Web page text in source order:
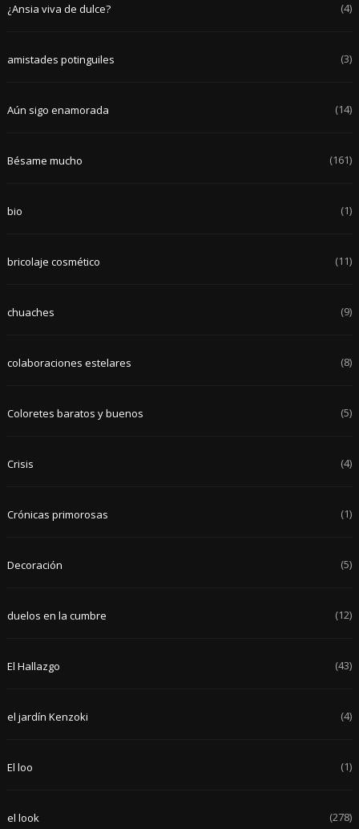
¿Ansia viva de dulce? (4)
amistades potinguiles (3)
Aún sigo enamorada (14)
Bésame mucho (161)
bio (1)
bricolaje cosmético (11)
chuaches (9)
colaboraciones estelares (8)
Coloretes baratos y buenos (5)
Crisis (4)
Crónicas primorosas (1)
Decoración (5)
duelos en la cumbre (12)
El Hallazgo (43)
el jardín Kenzoki (4)
El loo (1)
el look (278)